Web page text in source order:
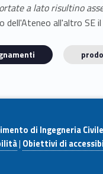
a lato risultino
dell'Ateneo all'altro
di Ingegneria
| Obiettivi di